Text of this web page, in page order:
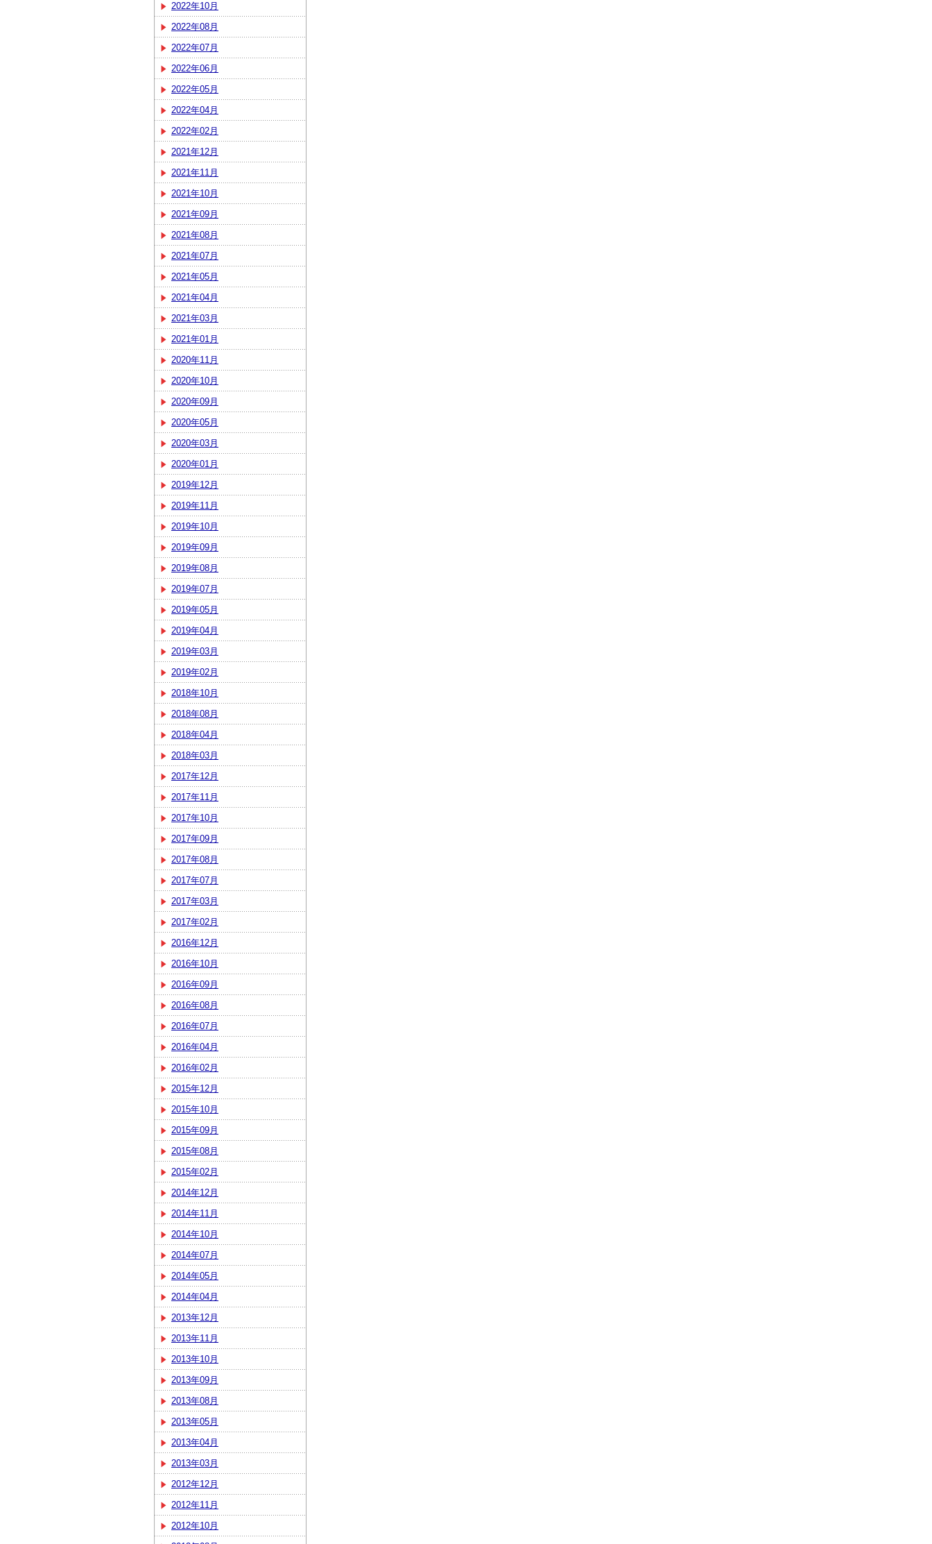
2022年10月
2022年08月
2022年07月
2022年06月
2022年05月
2022年04月
2022年02月
2021年12月
2021年11月
2021年10月
2021年09月
2021年08月
2021年07月
2021年05月
2021年04月
2021年03月
2021年01月
2020年11月
2020年10月
2020年09月
2020年05月
2020年03月
2020年01月
2019年12月
2019年11月
2019年10月
2019年09月
2019年08月
2019年07月
2019年05月
2019年04月
2019年03月
2019年02月
2018年10月
2018年08月
2018年04月
2018年03月
2017年12月
2017年11月
2017年10月
2017年09月
2017年08月
2017年07月
2017年03月
2017年02月
2016年12月
2016年10月
2016年09月
2016年08月
2016年07月
2016年04月
2016年02月
2015年12月
2015年10月
2015年09月
2015年08月
2015年02月
2014年12月
2014年11月
2014年10月
2014年07月
2014年05月
2014年04月
2013年12月
2013年11月
2013年10月
2013年09月
2013年08月
2013年05月
2013年04月
2013年03月
2012年12月
2012年11月
2012年10月